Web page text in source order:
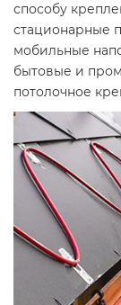
способу
стационарные
мобильные
бытовые и
потолочное